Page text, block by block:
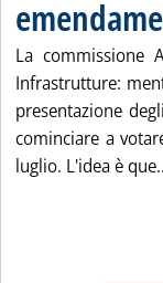
La commissione
Infrastrutture:
presentazione
cominciare a
luglio. L'idea è